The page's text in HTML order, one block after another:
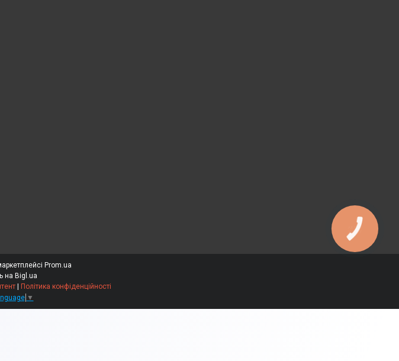
Prom.ua
на Bigl.ua
Політика конфіденційності
▼